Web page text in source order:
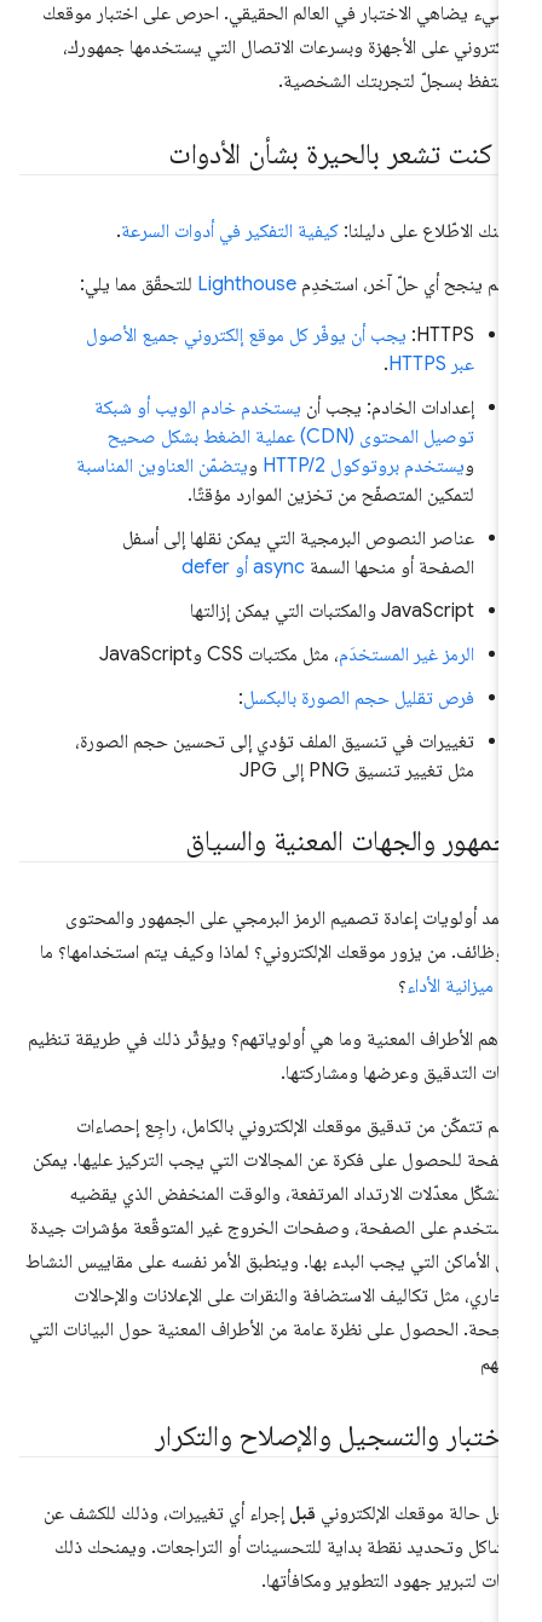
شيء يضاهي الاختبار في العالم الحقيقي. احرص على اختبار موقعك
على الأجهزة وبسرعات الاتصال التي يستخدمها جمهورك،
بسجلّ لتجربتك الشخصية.
كنت تشعر بالحيرة بشأن الأدوات
الاطّلاع على دليلنا:كيفية التفكير في أدوات السرعة.
لم ينجح أي حلّ آخر، استخدِمLighthouseللتحقّق مما يلي:
‫HTTPS: يجب أن يوفّر كل موقع إلكتروني جميع الأصول
.
إعدادات الخادم: يجب أنيستخدم خادم الويب أو شبكة
توصيل المحتوى (CDN) عملية الضغط بشكل صحيح
يستخدم بروتوكول HTTP/2 ويتضمّن العناوين المناسبة
لتمكين المتصفّح من تخزين الموارد مؤقتًا.
عناصر النصوص البرمجية التي يمكن نقلها إلى أسفل
الصفحة أو منحها السمةasync أو defer
JavaScript والمكتبات التي يمكن إزالتها
الرمز غير المستخدَم، مثل مكتبات CSS وJavaScript
فرص تقليل حجم الصورة بالبكسل:
تغييرات في تنسيق الملف تؤدي إلى تحسين حجم الصورة،
مثل تغيير تنسيق PNG إلى JPG
والجهات المعنية والسياق
أولويات إعادة تصميم الرمز البرمجي على الجمهور والمحتوى
من يزور موقعك الإلكتروني؟ لماذا وكيف يتم استخدامها؟ ما
ميزانية الأداء؟
هم الأطراف المعنية وما هي أولوياتهم؟ ويؤثّر ذلك في طريقة تنظيم
التدقيق وعرضها ومشاركتها.
لم تتمكّن من تدقيق موقعك الإلكتروني بالكامل، راجِع إحصاءات
للحصول على فكرة عن المجالات التي يجب التركيز عليها. يمكن
تشكّل معدّلات الارتداد المرتفعة، والوقت المنخفض الذي يقضيه
على الصفحة، وصفحات الخروج غير المتوقّعة مؤشرات جيدة
الأماكن التي يجب البدء بها. وينطبق الأمر نفسه على مقاييس النشاط
مثل تكاليف الاستضافة والنقرات على الإعلانات والإحالات
الحصول على نظرة عامة من الأطراف المعنية حول البيانات التي
والتسجيل والإصلاح والتكرار
حالة موقعك الإلكترونيقبل إجراء أي تغييرات، وذلك للكشف عن
وتحديد نقطة بداية للتحسينات أو التراجعات. ويمنحك ذلك
لتبرير جهود التطوير ومكافأتها.